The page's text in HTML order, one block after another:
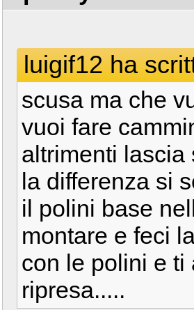
luigif12 ha
scusa ma che
vuoi fare
altrimenti lascia
la differenza si
il polini base
montare e feci
con le polini e ti
ripresa.....